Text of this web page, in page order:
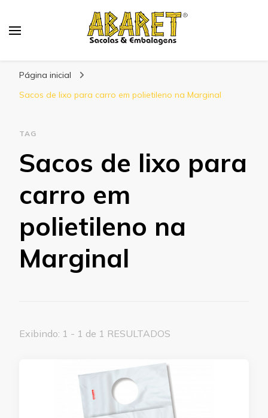
Página inicial
Sacos de lixo para carro em polietileno na Marginal
TAG
Sacos de lixo para
carro em
polietileno na
Marginal
Exibindo: 1 - 1 de 1 RESULTADOS